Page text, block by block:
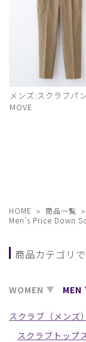
メンズ:スクラブパ
MOVE
HOME 商品一覧
Men's Price Down
商品カテゴリ
WOMEN MEN
スクラブ（メンズ
スクラブトップ